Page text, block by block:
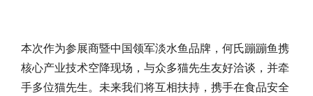
本次作为参展商暨中国领军淡水鱼品牌，何氏蹦蹦鱼携
核心产业技术空降现场，与众多猫先生友好洽谈，并牵
手多位猫先生。 未来我们将互相扶持，携手在食品安全